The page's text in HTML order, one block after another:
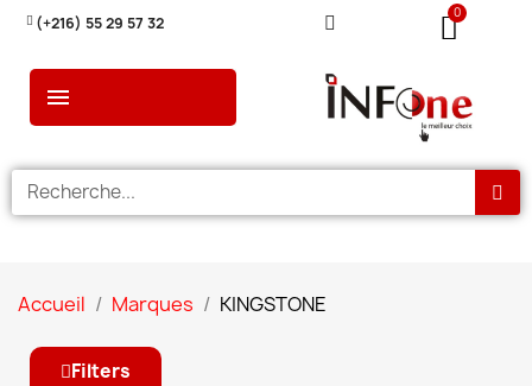
(+216) 55 29 57 32
Accueil Marques KINGSTONE
Filters